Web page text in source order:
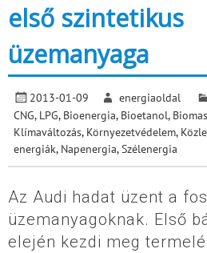
első szintetikus
üzemanyaga
2013-01-09 energiaoldal
CNG, LPG, Bioenergia, Bioetanol,
Klímaváltozás, Környezetvédelem,
energiák, Napenergia, Szélenergia
Az Audi hadat üzent a
üzemanyagoknak. Első
elején kezdi meg